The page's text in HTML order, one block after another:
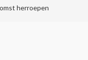
herroepen